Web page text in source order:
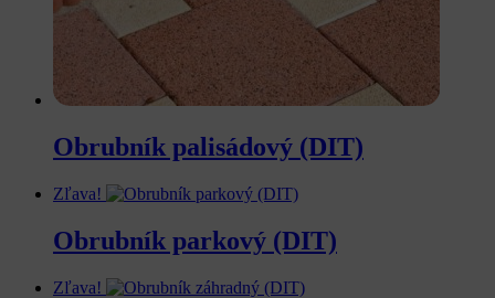
Obrubník palisádový (DIT)
Zľava!
Obrubník parkový (DIT)
Zľava!